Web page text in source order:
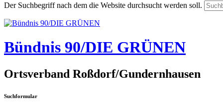
Der Suchbegriff nach dem die Website durchsucht werden soll.
Bündnis 90/DIE GRÜNEN
Ortsverband Roßdorf/Gundernhausen
Suchformular